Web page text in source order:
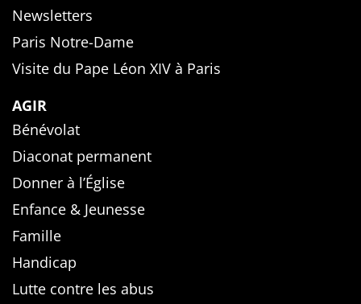
Newsletters
Paris Notre-Dame
Visite du Pape Léon XIV à Paris
AGIR
Bénévolat
Diaconat permanent
Donner à l’Église
Enfance & Jeunesse
Famille
Handicap
Lutte contre les abus